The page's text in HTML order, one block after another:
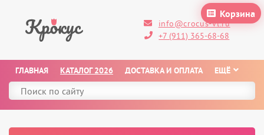
Корзина
info@crocus-vl.ru
+7 (911) 365-68-68
ГЛАВНАЯ КАТАЛОГ 2026 ДОСТАВКА И ОПЛАТА ЕЩЁ